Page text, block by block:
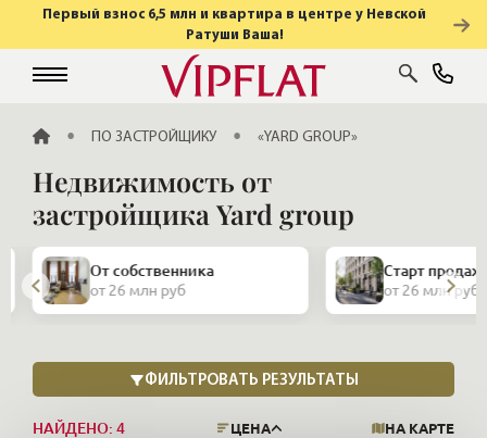
Первый взнос 6,5 млн и квартира в центре у Невской
Ратуши Ваша!
ГЛАВНАЯПО ЗАСТРОЙЩИКУ «YARD GROUP»
Недвижимость от
застройщика Yard group
Старт продаж
от 26 млн руб
Закрытая
и
от 26 млн руб
НАЙДЕНО: 4 ЦЕНА НА КАРТЕ